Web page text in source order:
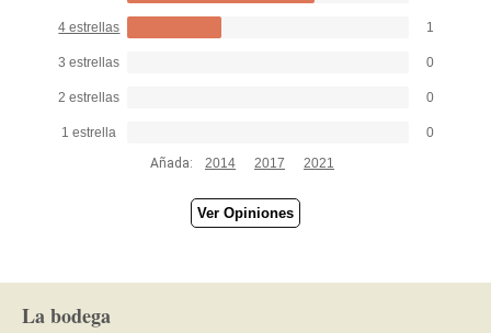
estructurado, con buena persistencia, un tinto que
promete y que augura un buen envejecimiento.
4 estrellas 1
3 estrellas 0
2 estrellas 0
1 estrella
0
Añada:
2014 2017 2021
Ver Opiniones
La bodega